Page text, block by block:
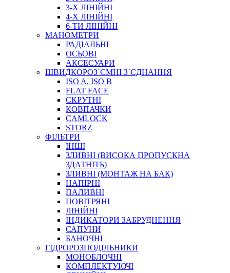
АВТОХІМІЯ
ДОМКРАТИ
НАБОРИ ЗАПОБІЖНИКІВ, КЛЕМ, АКСЕСУАРІВ
НАСОСИ, КОМПРЕСОРИ, МАНОМЕТРИ
ПАСТА, АНТИСЕПТИК
ІНСТРУМЕНТ
САДОВИЙ ІНВЕНТАР
ЕЛЕКТРИЧНІ ПРИЛАДИ
ПАЛЬНИКИ, ПАЯЛЬНИКИ, ПАЯЛЬНІ ЛАМПИ
ІНСТРУМЕНТИ ДЛЯ ЕЛЕКТРИКА
ЕЛЕКТРОІНСТРУМЕНТИ
ЗАМКИ І КОМПЛЕКТУЮЧІ
ІНСТРУМЕНТИ ДЛЯ ЗВАРЮВАННЯ, АКСЕСУАРИ
3-Х ЛІНІЙНІ
4-Х ЛІНІЙНІ
6-ТИ ЛІНІЙНІ
МАНОМЕТРИ
РАДІАЛЬНІ
ОСЬОВІ
АКСЕСУАРИ
ШВИДКОРОЗ`ЄМНІ З`ЄДНАННЯ
ISO A, ISO B
FLAT FACE
СКРУТНІ
КОВПАЧКИ
CAMLOCK
STORZ
ФІЛЬТРИ
ІНШІ
ЗЛИВНІ (ВИСОКА ПРОПУСКНА
ЗДАТНІТЬ)
ЗЛИВНІ (МОНТАЖ НА БАК)
НАПІРНІ
ПАЛИВНІ
ПОВІТРЯНІ
ЛІНІЙНІ
ІНДИКАТОРИ ЗАБРУДНЕННЯ
САПУНИ
БАНОЧНІ
ГІДРОРОЗПОДІЛЬНИКИ
МОНОБЛОЧНІ
КОМПЛЕКТУЮЧІ